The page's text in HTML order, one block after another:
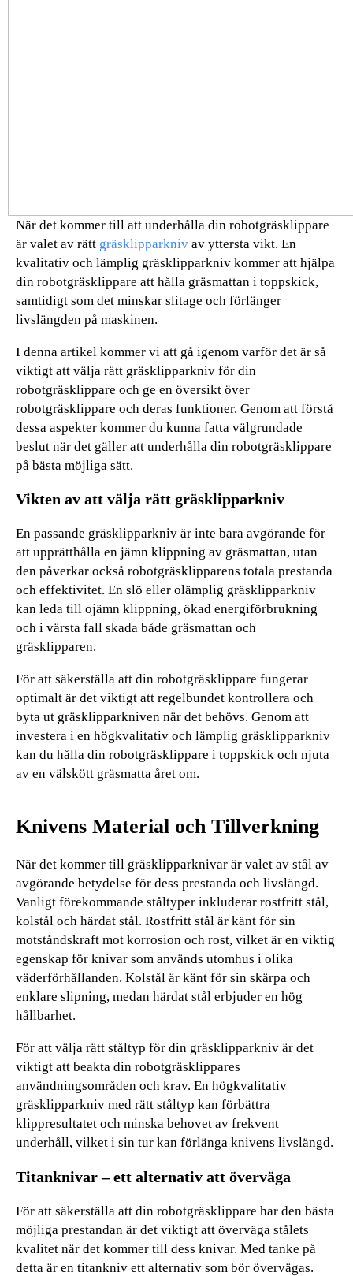
När det kommer till att underhålla din robotgräsklippare
är valet av rätt gräsklipparkniv av yttersta vikt. En
kvalitativ och lämplig gräsklipparkniv kommer att hjälpa
din robotgräsklippare att hålla gräsmattan i toppskick,
samtidigt som det minskar slitage och förlänger
livslängden på maskinen.
I denna artikel kommer vi att gå igenom varför det är så
viktigt att välja rätt gräsklipparkniv för din
robotgräsklippare och ge en översikt över
robotgräsklippare och deras funktioner. Genom att förstå
dessa aspekter kommer du kunna fatta välgrundade
beslut när det gäller att underhålla din robotgräsklippare
på bästa möjliga sätt.
Vikten av att välja rätt gräsklipparkniv
En passande gräsklipparkniv är inte bara avgörande för
att upprätthålla en jämn klippning av gräsmattan, utan
den påverkar också robotgräsklipparens totala prestanda
och effektivitet. En slö eller olämplig gräsklipparkniv
kan leda till ojämn klippning, ökad energiförbrukning
och i värsta fall skada både gräsmattan och
gräsklipparen.
För att säkerställa att din robotgräsklippare fungerar
optimalt är det viktigt att regelbundet kontrollera och
byta ut gräsklipparkniven när det behövs. Genom att
investera i en högkvalitativ och lämplig gräsklipparkniv
kan du hålla din robotgräsklippare i toppskick och njuta
av en välskött gräsmatta året om.
Knivens Material och Tillverkning
När det kommer till gräsklipparknivar är valet av stål av
avgörande betydelse för dess prestanda och livslängd.
Vanligt förekommande ståltyper inkluderar rostfritt stål,
kolstål och härdat stål. Rostfritt stål är känt för sin
motståndskraft mot korrosion och rost, vilket är en viktig
egenskap för knivar som används utomhus i olika
väderförhållanden. Kolstål är känt för sin skärpa och
enklare slipning, medan härdat stål erbjuder en hög
hållbarhet.
För att välja rätt ståltyp för din gräsklipparkniv är det
viktigt att beakta din robotgräsklippares
användningsområden och krav. En högkvalitativ
gräsklipparkniv med rätt ståltyp kan förbättra
klippresultatet och minska behovet av frekvent
underhåll, vilket i sin tur kan förlänga knivens livslängd.
Titanknivar – ett alternativ att överväga
För att säkerställa att din robotgräsklippare har den bästa
möjliga prestandan är det viktigt att överväga stålets
kvalitet när det kommer till dess knivar. Med tanke på
detta är en titankniv ett alternativ som bör övervägas.